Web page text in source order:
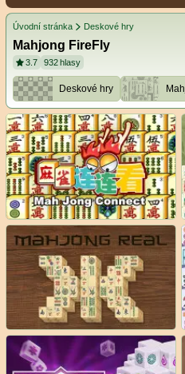
Úvodní stránka Deskové hry
Mahjong FireFly
3.7 932 hlasy
Deskové hry